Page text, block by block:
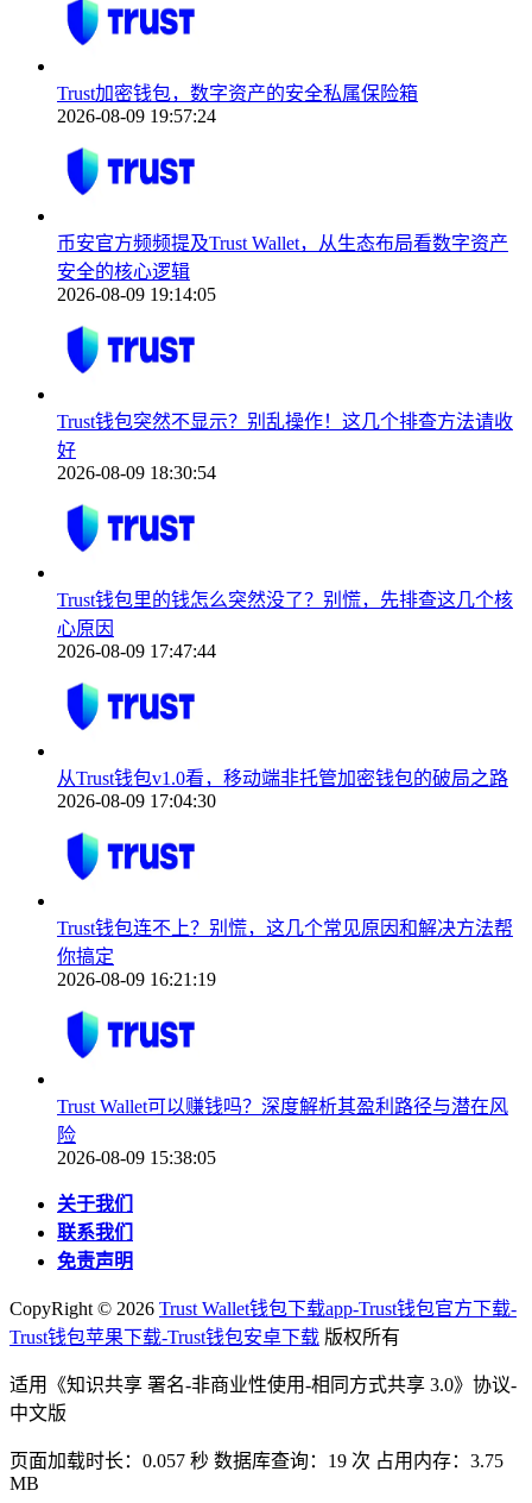
Trust加密钱包，数字资产的安全私属保险箱
2026-08-09 19:57:24
币安官方频频提及Trust Wallet，从生态布局看数字资产
安全的核心逻辑
2026-08-09 19:14:05
Trust钱包突然不显示？别乱操作！这几个排查方法请收
好
2026-08-09 18:30:54
Trust钱包里的钱怎么突然没了？别慌，先排查这几个核
心原因
2026-08-09 17:47:44
从Trust钱包v1.0看，移动端非托管加密钱包的破局之路
2026-08-09 17:04:30
Trust钱包连不上？别慌，这几个常见原因和解决方法帮
你搞定
2026-08-09 16:21:19
Trust Wallet可以赚钱吗？深度解析其盈利路径与潜在风
险
2026-08-09 15:38:05
关于我们
联系我们
免责声明
CopyRight © 2026 Trust Wallet钱包下载app-Trust钱包官方下载-
Trust钱包苹果下载-Trust钱包安卓下载 版权所有
适用《知识共享 署名-非商业性使用-相同方式共享 3.0》协议-
中文版
页面加载时长：0.057 秒 数据库查询：19 次 占用内存：3.75
MB